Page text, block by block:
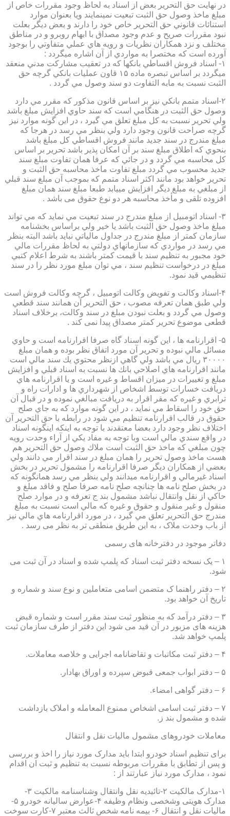
در نهايت حق التحرير بعض از اسناد به لحاظ وجود مقررات خاص از
مبلغ ماخذ وصول حق الثبت تبعيت نمينمايند ويا بعنوان موارد
استنائات قانوني حق التحرير خاص خود را دارند و بعض ديگر بعلت
نبود مقررات صريح و عدم وجود مصداق با ابهام روبرو و در مناطق
مختلف و نزد همكاران نظريات و رويه هاي عملي متفاوتي را بوجود
آورده است كه مختصرا به مواردي از آن اشاره ميگردد :
۱- اسناد فروش اقساطي بانكها كه در تعقيب مشاركت مدني منعقد
ميگردد بر اساس تبصره ماده ۱۵ قاون عمليات بانكي گرچه حق
الثبت نسبت به مابه التفاوت دو سند وصول مي گردد .
۲-اسناد متمم بانكي نيز بر اساس قانون مذكور كه مقرر مي دارد
وصول حق الثبت در هنگامي است كه سند حاوي افزايش مبلغ باشد
ولي تحرير نسبت به كل مبلغ تعلق مي گيرد ، در اين گونه موارد نيز
گرچه صراحت قانون وجود دارد ولي بنظر مي رسد در هرجا كه
مبلغ مندرج در سند جديد مانند فروش اقساطي كل مبلغ باشد
بنحوي كه اطلاق مبلغ سند بر آن امكان پذير باشد تحرير بر اساس
كل محاسبه مي گردد و در جائي كه عرفا همان تفاوت مبلغ سند
جديد محسوب مي گردد مبلغ تفاوت ماخذ محاسبه حق الثبت و
تحرير خواهد بود مانند اكثر اسناد متمم كه بموجب آن مبلغ سند قبلي
از مبلغي به مبلغ ديگر افزايش مييابد طبعا مبلغ سند همان مبلغ
افزوده تلقی و مأخذ محاسبه هر دو نوع حقوق می باشد .
۳- اسناد اتومبيل از مبلغ مندرج در سند تبعيت مي نمايد كه مي تواند
مبلغ ماخذ وصول حق الثبت باشد يا خير ولي براساس بخشنامه
سازمان كمتر از مبلغ مندرج در جداول مالياتي نبايد باشد البته بنظر
مي رسد در مواردي كه سازمانهاي دولتي به لحاظ مقررات مالي
خود مجبور به تنظيم سند با قيمت كمتر باشند به شرط اعلام كتبي
مبلغ در درخواست تنظيم سند ، مي توان مبلغ مورد نظر را در سند
تنظيمي قيد نمود.
۴-اسناد وكالت و تفويض وكالت اتومبيل ، گرچه وكالت فروش است
ولي طبق همان تعرفه مصوب ، حق التحرير آن همانند سند قطعي
وصول مي گردد و بعلت نبودن مبلغ در سند وكالت، برخلاف اسناد
قطعی موضوع تحریر کمتر مصداق پیدا نمی کند .
۵- اقرارنامه ها ، اين گونه اسناد گاه صرفا اقرارنامه است و حاوي
مسائل مالي نبوده و تحرير آن مورد اتفاق نظر بوده و همان مبلغ
۳۰۰۰۰ ريال مي باشد ولي گاهي ازنظر محتوي يك سند مالي است
مانند اقرارنامه هاي اصلاحي بانك ها نسبت به اسناد قبلي و افزايش
مبلغ و تغييرات در ميزان اقساط و غيره است و يا اقرارنامه هاي
دريافت خسارات توسط اشخاص از شهرداري ها و ادارات راه و
ترابري و غيره كه مقر اقرار به دريافت مبالغي نموده و در قبال آن
حق خود را اسقاط مي نمايد ، در اين گونه موارد كه به جاي صلح
حقوق در قالب اقرارنامه تنظيم مي شود در رابطه با حق التحرير آن
اختلاف نظر وجود دارد بعضا معتقدند با توجه به اينكه اينگونه اسناد
در واقع سندي مالي است وبا توجه به مفاد يكي از آراء وحدت رويه
چون مبلغي كه ماخذ حق الثبت است ملاك وصول حق التحرير هم
هست ماخذ وصول تحرير را همان مبلغ در سند اقرار مي دانند ولي
بعضي از همكاران ديگر صرفا اقرارنامه را مشمول تحرير در بخش
اسناد غيرمالي و اقرارنامه ميدانند ولي بنظر مي رسد همانگونه كه
در بخش صلح نامه ها چنانچه صلح نامه صرفا صلح و فاقد مبلغ و
حاكي از نقل وانتقال نباشد مشمول بند ج تعرفه و در موارد صلح
منقول و غير منقول و حقوق و غيره كه مالي است نسبت به مبلغ
مندرج حق التحرير تعلق مي گيرد ، در مورد اقرارنامه هاي مالي نيز
از باب وحدت ملاک ، به این طریق منطقی تر به نظر می رسد .
دفاتر موجود در دفترخانه های رسمی
۱ – یک نسخه دفتر ثبت اسناد که پلمپ شده و اسناد در آن ثبت می
شود.
۲ – دفتر راهنما ک متضمن اسامی متعاملین و نوع سند و شماره و
تاریخ آن خواهد بود.
۳ – دفتر درآمد که به منظور ثبت سند مقرر است و شماره قبض
هزینه های مزبور در آن قید می شود این دفتر از طرف سازمان ثبت
پلمپ خواهد شد.
۴ – دفتر ثبت مکاتبات و تقاضانامه اجرایی و خلاصه معاملات.
۵ – دفتر ابواب جمعی قبوض سپرده و اوراق بهادار.
۶ – دفتر گواهی امضاء.
۷ – دفتر ثبت اسامی اشخاص ممنوع المعامله و املاک بازداشت
شده و مشمول بند ز.
معاملات خودروهای مشمول مالیات نقل و انتقال
برای تنظیم اسناد خودرو ابتدا باید مدارک مورد نیاز را اخذ و بررسی
و پس از تطابق با مقررات مربوطه نسبت به تنظیم و ثبت ان اقدام
نمود ، مدارک مورد نیاز عبارتند از :
۱-مدارک مالکیت ۲-تائیدیه نقل وانتقال وشناسنامه مالکیت ۳-
مدارک هویتی وشخصی ونظام وظیفه ۴-عوارض سالیانه خودرو ۵-
مالیات نقل و انتقال ۶- بیمه نامه شخص ثالث معتبر ۷-کارت سوخت